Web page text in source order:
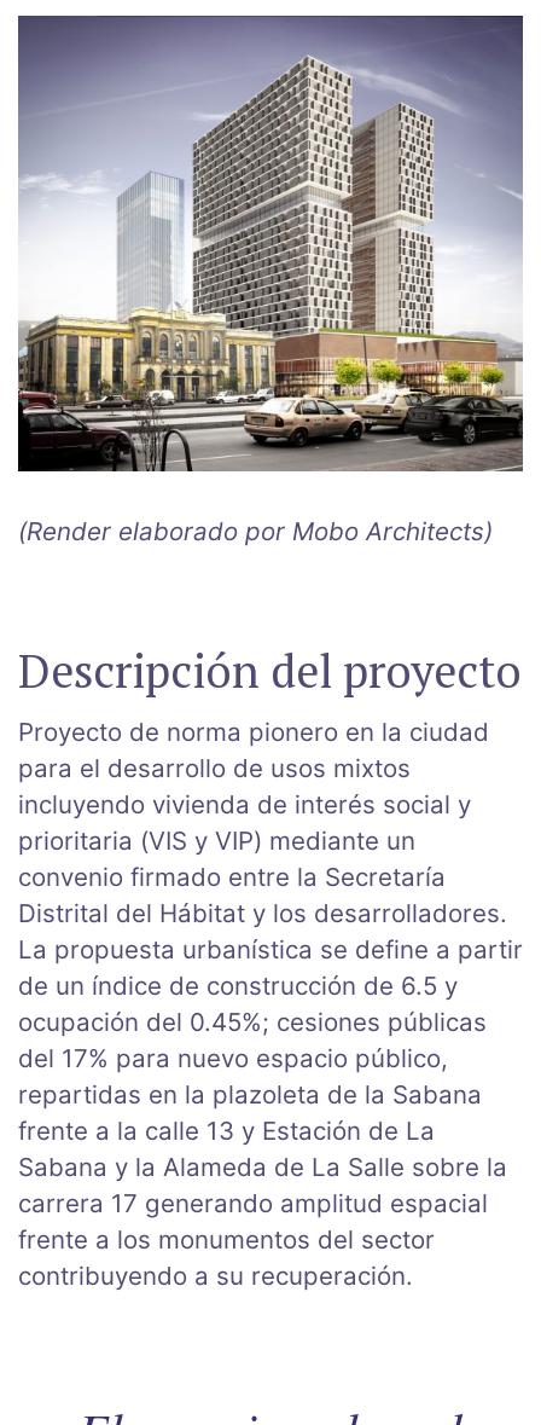
(Render elaborado por Mobo Architects)
Descripción del proyecto
Proyecto de norma pionero en la ciudad
para el desarrollo de usos mixtos
incluyendo vivienda de interés social y
prioritaria (VIS y VIP) mediante un
convenio firmado entre la Secretaría
Distrital del Hábitat y los desarrolladores.
La propuesta urbanística se define a partir
de un índice de construcción de 6.5 y
ocupación del 0.45%; cesiones públicas
del 17% para nuevo espacio público,
repartidas en la plazoleta de la Sabana
frente a la calle 13 y Estación de La
Sabana y la Alameda de La Salle sobre la
carrera 17 generando amplitud espacial
frente a los monumentos del sector
contribuyendo a su recuperación.